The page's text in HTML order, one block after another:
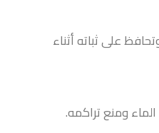
على ثباته أثناء
ومنع تراكمه.